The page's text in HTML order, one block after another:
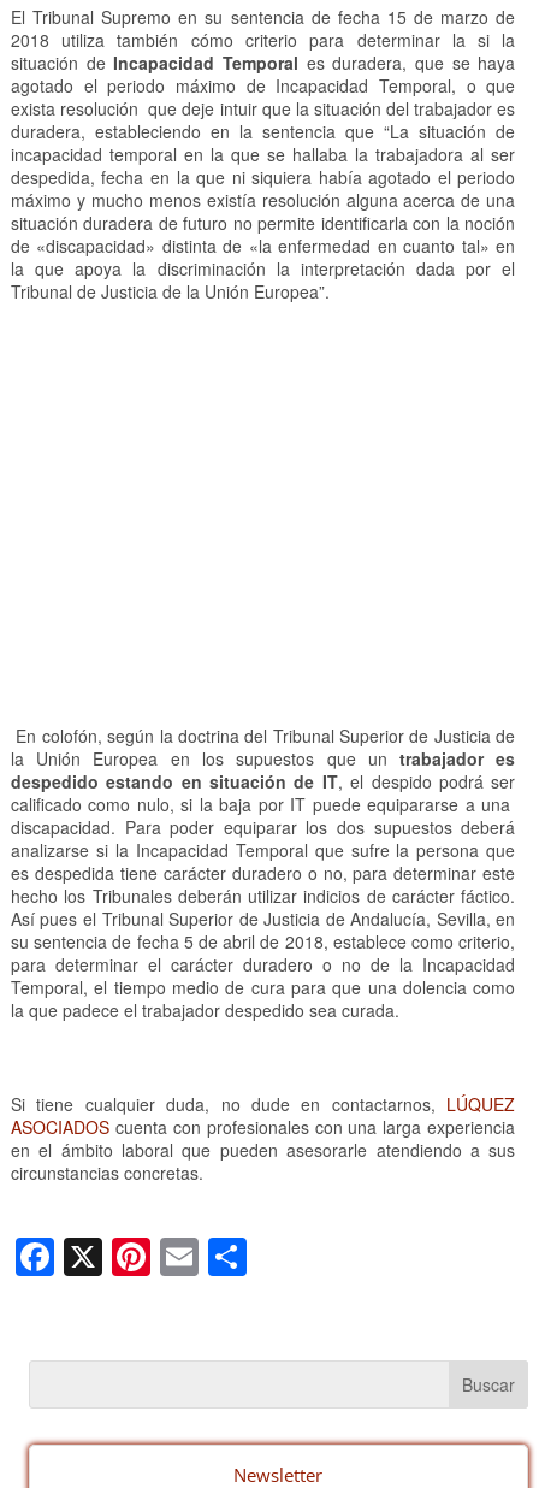
El Tribunal Supremo en su sentencia de fecha 15 de marzo de
2018 utiliza también cómo criterio para determinar la si la
situación deIncapacidad Temporal es duradera, que se haya
agotado el periodo máximo de Incapacidad Temporal, o que
exista resolución que deje intuir que la situación del trabajador es
duradera, estableciendo en la sentencia que “La situación de
incapacidad temporal en la que se hallaba la trabajadora al ser
despedida, fecha en la que ni siquiera había agotado el periodo
máximo y mucho menos existía resolución alguna acerca de una
situación duradera de futuro no permite identificarla con la noción
de «discapacidad» distinta de «la enfermedad en cuanto tal» en
la que apoya la discriminación la interpretación dada por el
Tribunal de Justicia de la Unión Europea”.
En colofón, según la doctrina del Tribunal Superior de Justicia de
la Unión Europea en los supuestos que untrabajador es
despedido estando en situación de IT, el despido podrá ser
calificado como nulo, si la baja por IT puede equipararse a una
discapacidad. Para poder equiparar los dos supuestos deberá
analizarse si la Incapacidad Temporal que sufre la persona que
es despedida tiene carácter duradero o no, para determinar este
hecho los Tribunales deberán utilizar indicios de carácter fáctico.
Así pues el Tribunal Superior de Justicia de Andalucía, Sevilla, en
su sentencia de fecha 5 de abril de 2018, establece como criterio,
para determinar el carácter duradero o no de la Incapacidad
Temporal, el tiempo medio de cura para que una dolencia como
la que padece el trabajador despedido sea curada.
Si tiene cualquier duda, no dude en contactarnos, LÚQUEZ
ASOCIADOScuenta con profesionales con una larga experiencia
en el ámbito laboral que pueden asesorarle atendiendo a sus
circunstancias concretas.
F
a
e
b
o
X Pi
nt
e
st
E
m
C
p
ar
tir
Newsletter